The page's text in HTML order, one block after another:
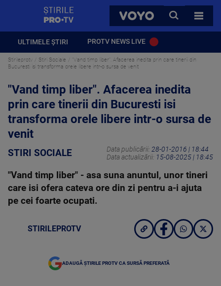
VOYO
CAUTA
TOATE
ULTIMELE ȘTIRI PROTV NEWS LIVE
Stirileprotv Stiri Sociale
"Vand timp liber". Afacerea inedita prin care tinerii din
Bucuresti isi transforma orele libere intr-o sursa de venit
"Vand timp liber". Afacerea inedita
prin care tinerii din Bucuresti isi
transforma orele libere intr-o sursa de
venit
STIRI SOCIALE Data publicării: 28-01-2016 | 18:44
Data actualizării: 15-08-2025 | 18:45
"Vand timp liber" - asa suna anuntul, unor tineri
care isi ofera cateva ore din zi pentru a-i ajuta
pe cei foarte ocupati.
STIRILEPROTV
ADAUGĂ ȘTIRILE PROTV CA SURSĂ PREFERATĂ